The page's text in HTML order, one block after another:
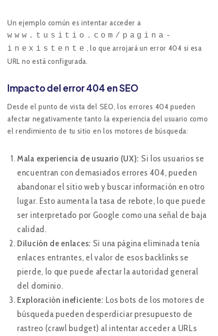
Un ejemplo común es intentar acceder a
www.tusitio.com/pagina-
inexistente , lo que arrojará un error 404 si esa
URL no está configurada.
Impacto del error 404 en SEO
Desde el punto de vista del SEO, los errores 404 pueden
afectar negativamente tanto la experiencia del usuario como
el rendimiento de tu sitio en los motores de búsqueda:
Mala experiencia de usuario (UX): Si los usuarios se
encuentran con demasiados errores 404, pueden
abandonar el sitio web y buscar información en otro
lugar. Esto aumenta la tasa de rebote, lo que puede
ser interpretado por Google como una señal de baja
calidad.
Dilución de enlaces: Si una página eliminada tenía
enlaces entrantes, el valor de esos backlinks se
pierde, lo que puede afectar la autoridad general
del dominio.
Exploración ineficiente: Los bots de los motores de
búsqueda pueden desperdiciar presupuesto de
rastreo (crawl budget) al intentar acceder a URLs